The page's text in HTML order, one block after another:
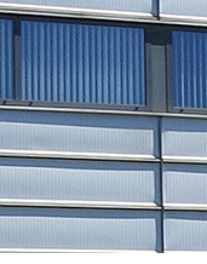
Uden verzorgen wij
goederen. Van 24-
ruimte om uw
bent u bij
over een in
2023 hebben we
Het
Met
heeft u
Meer